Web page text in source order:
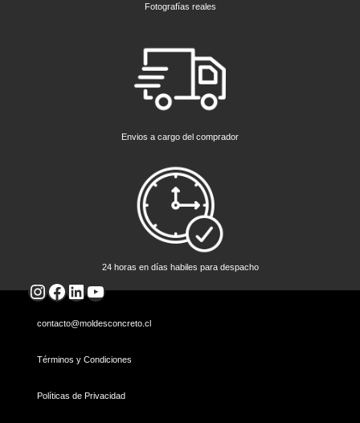
Fotografías reales
Envios a cargo del comprador
24 horas en días habiles para despacho
Instagram
Facebook
LinkedIn
YouTube
contacto@moldesconcreto.cl
Términos y Condiciones
Políticas de Privacidad